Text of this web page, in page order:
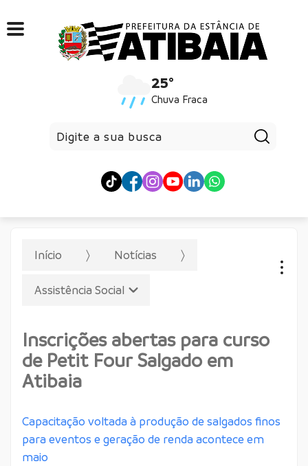
25°
Chuva Fraca
Início Notícias
Assistência Social
Inscrições abertas para curso
de Petit Four Salgado em
Atibaia
Capacitação voltada à produção de salgados finos
para eventos e geração de renda acontece em
maio